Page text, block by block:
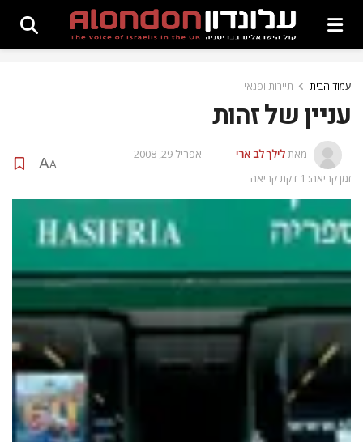
עמוד הבית תיירות ופנאי
עניין של זהות
מאתלילך לב ארי
אפריל 29, 2008
זמן קריאה: 1 דקת קריאה
A
A